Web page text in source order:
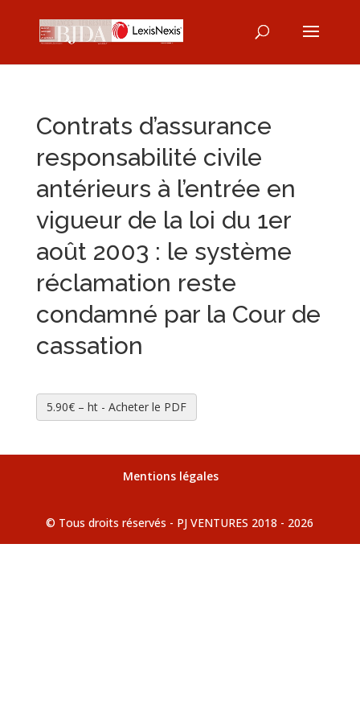
Contrats d’assurance
responsabilité civile
antérieurs à l’entrée en
vigueur de la loi du 1er
août 2003 : le système
réclamation reste
condamné par la Cour de
cassation
5.90€ – ht - Acheter le PDF
Mentions légales
© Tous droits réservés - PJ VENTURES 2018 - 2026